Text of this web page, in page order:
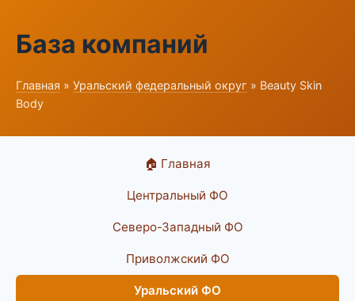
База компаний
Главная » Уральский федеральный округ » Beauty Skin
Body
🏠 Главная
Центральный ФО
Северо-Западный ФО
Приволжский ФО
Уральский ФО